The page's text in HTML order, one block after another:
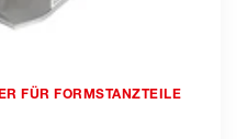
FÜR FORMSTANZTEILE